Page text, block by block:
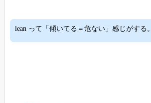
lean って「傾いてる＝危ない」感じがする。